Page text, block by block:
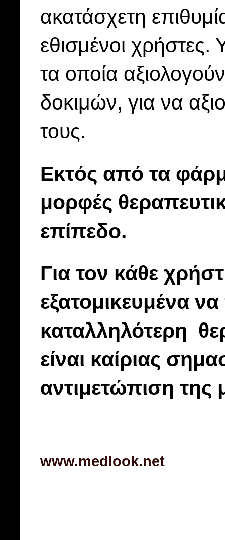
ακατάσχετη
εθισμένοι
τα οποία
δοκιμών, για να
τους.
Εκτός από τα
μορφές
επίπεδο.
Για τον κάθε
εξατομικευμένα
καταλληλότερη
είναι καίριας
αντιμετώπιση της
www.medlook.net